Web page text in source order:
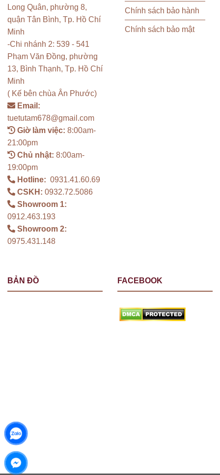
Long Quân, phường 8,
quận Tân Bình, Tp. Hồ Chí
Minh
-Chi nhánh 2: 539 - 541
Phạm Văn Đồng, phường
13, Bình Thạnh, Tp. Hồ Chí
Minh
( Kế bên chùa Ân Phước)
Email:
tuetutam678@gmail.com
Giờ làm việc: 8:00am-
21:00pm
Chủ nhật: 8:00am-
19:00pm
Hotline: 0931.41.60.69
CSKH: 0932.72.5086
Showroom 1:
0912.463.193
Showroom 2:
0975.431.148
Chính sách bảo hành
Chính sách bảo mật
BẢN ĐỒ FACEBOOK